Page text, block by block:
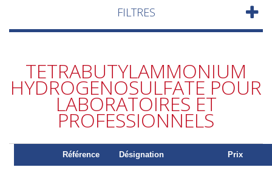
FILTRES
TETRABUTYLAMMONIUM
HYDROGENOSULFATE POUR
LABORATOIRES ET
PROFESSIONNELS
Référence Désignation Prix